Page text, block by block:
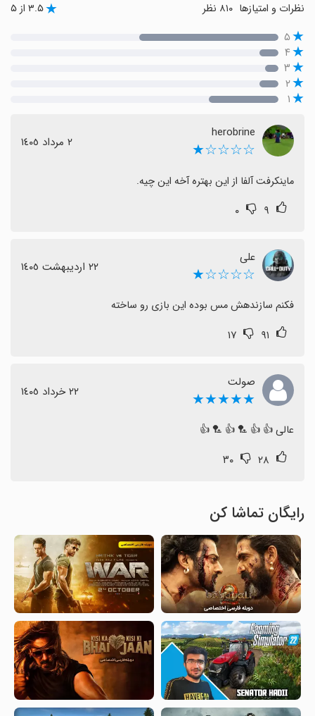
نظرات و امتیازها ۳.۵ از ۵
۵
۴
۳
۲
۱
herobrine
☆☆☆☆★ ٢ مرداد ١٤٠٥
ماینکرفت آلفا از این بهتره آخه این چیه.
۹ ۰
علی
☆☆☆☆★ ٢٢ اردیبهشت ١٤٠٥
فکنم سازندهش مس بوده این بازی رو ساخته
۹۱ ۱۷
صولت
★★★★★ ٢٢ خرداد ١٤٠٥
عالی 👍 👍 🏸 👍 🏸 👍
۲۸ ۳۰
رایگان تماشا کن